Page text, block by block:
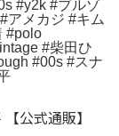
#y2k #ブルゾ
アメカジ #キム
#polo
#柴田ひ
#00s #スナ